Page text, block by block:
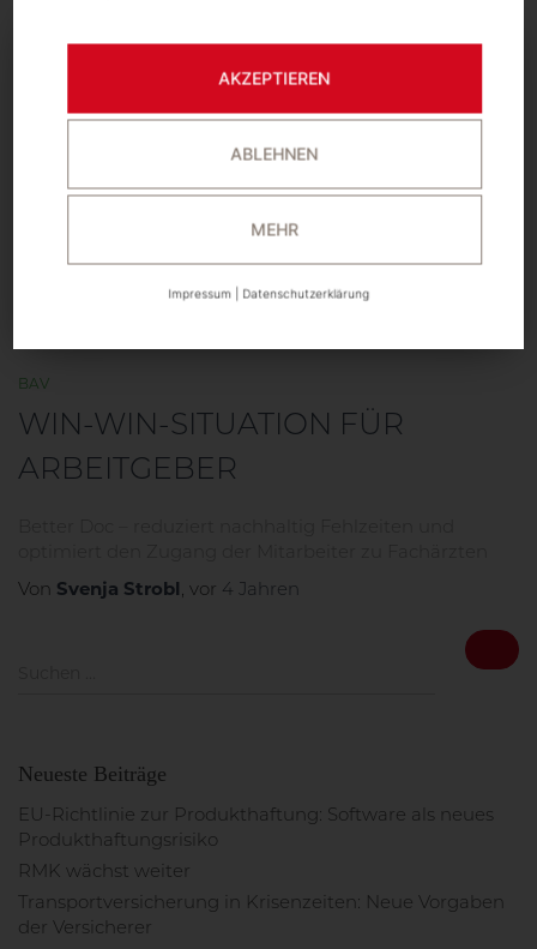
BAV
WIN-WIN-SITUATION FÜR
ARBEITGEBER
Von Svenja Strobl , vor 4 Jahren
e
n
a
c
Neueste Beiträge
EU-Richtlinie zur Produkthaftung: Software als neues
Produkthaftungsrisiko
RMK wächst weiter
Transportversicherung in Krisenzeiten: Neue Vorgaben
der Versicherer
AKZEPTIEREN
ABLEHNEN
MEHR
Impressum Datenschutzerklärung